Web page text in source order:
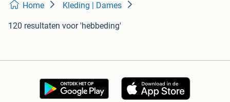
Home Kleding | Dames
120 resultaten voor 'hebbeding'